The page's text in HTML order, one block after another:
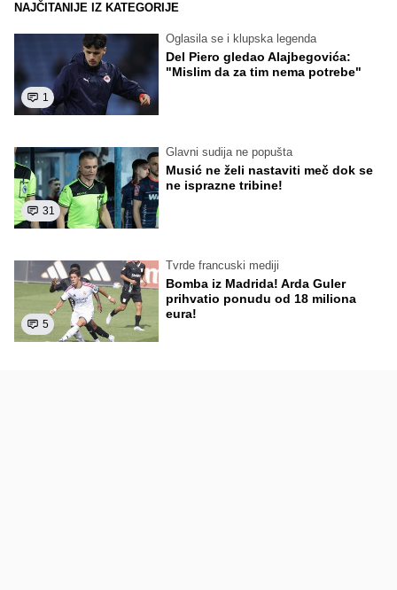
NAJČITANIJE IZ KATEGORIJE
1
Oglasila se i klupska legenda
Del Piero gledao Alajbegovića:
"Mislim da za tim nema potrebe"
31
Glavni sudija ne popušta
Musić ne želi nastaviti meč dok se
ne isprazne tribine!
5
Tvrde francuski mediji
Bomba iz Madrida! Arda Guler
prihvatio ponudu od 18 miliona
eura!